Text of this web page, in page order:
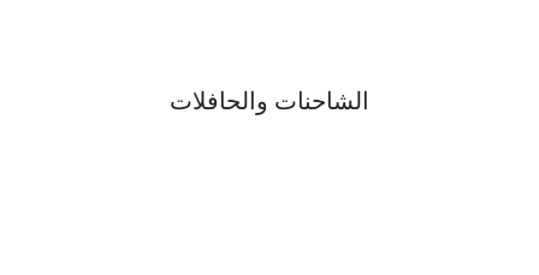
الشاحنات والحافلات